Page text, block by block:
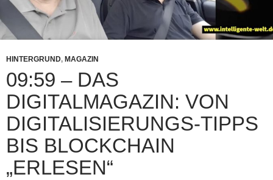
HINTERGRUND, MAGAZIN
09:59 – DAS
DIGITALMAGAZIN: VON
DIGITALISIERUNGS-TIPPS
BIS BLOCKCHAIN
„ERLESEN“